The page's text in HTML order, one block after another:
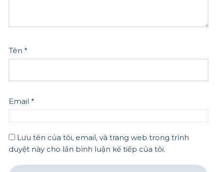
Tên *
Email *
Lưu tên của tôi, email, và trang web trong trình
duyệt này cho lần bình luận kế tiếp của tôi.